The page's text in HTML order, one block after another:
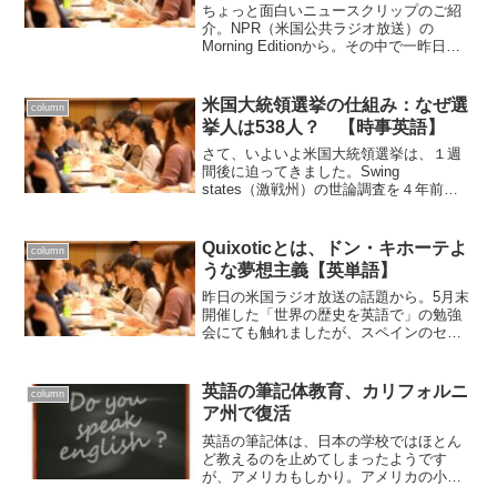
ちょっと面白いニュースクリップのご紹
介。NPR（米国公共ラジオ放送）の
Morning Editionから。その中で一昨日流
(quarantine)期間中は、家族に対して怒る
のは...
column
米国大統領選挙の仕組み：なぜ選
挙人は538人？ 【時事英語】
さて、いよいよ米国大統領選挙は、１週
間後に迫ってきました。Swing
states（激戦州）の世論調査を４年前の
んが、様々なデータや状況を勘案する
と、このまま行けばバイ...
column
Quixoticとは、ドン・キホーテよ
うな夢想主義【英単語】
昨日の米国ラジオ放送の話題から。5月末
開催した「世界の歴史を英語で」の勉強
会にても触れましたが、スペインのセル
で書くと"Don Quixote"。そこから派生し
た "q...
column
英語の筆記体教育、カリフォルニ
ア州で復活
英語の筆記体は、日本の学校ではほとん
ど教えるのを止めてしまったようです
が、アメリカもしかり。アメリカの小学